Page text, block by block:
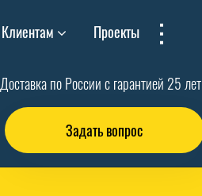
Клиентам Проекты ...
Доставка по России с гарантией 25 лет
Задать вопрос